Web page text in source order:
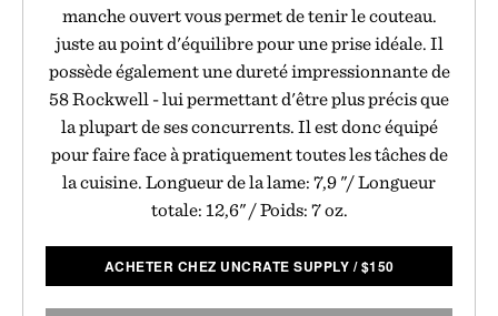
manche ouvert vous permet de tenir le couteau.
juste au point d'équilibre pour une prise idéale. Il
possède également une dureté impressionnante de
58 Rockwell - lui permettant d'être plus précis que
la plupart de ses concurrents. Il est donc équipé
pour faire face à pratiquement toutes les tâches de
la cuisine. Longueur de la lame: 7,9 "/ Longueur
totale: 12,6" / Poids: 7 oz.
ACHETER CHEZ UNCRATE SUPPLY /$150